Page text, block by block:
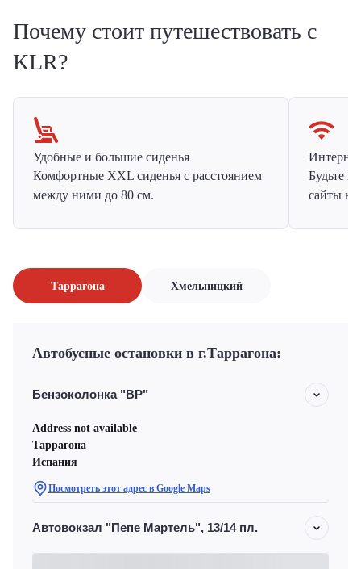
Почему стоит путешествовать с
KLR?
Удобные и большие сиденья
Комфортные XXL сиденья с расстоянием
между ними до 80 см.
Будьте
сайты на
Таррагона Хмельницкий
Автобусные остановки в г.Таррагона:
Бензоколонка "BP"
Address not available
Таррагона
Испания
Посмотреть этот адрес в Google Maps
Автовокзал "Пепе Мартель", 13/14 пл.